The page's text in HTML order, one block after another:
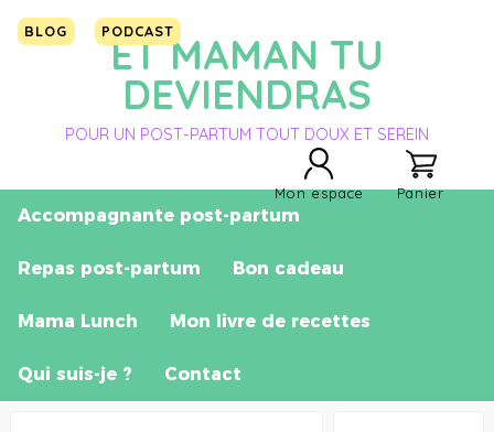
ET MAMAN TU
DEVIENDRAS
POUR UN POST-PARTUM TOUT DOUX ET SEREIN
Accompagnante post-partum
Repas post-partum Bon cadeau
Mama Lunch Mon livre de recettes
Qui suis-je ? Contact
BLOG PODCAST
Mon espace Panier